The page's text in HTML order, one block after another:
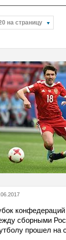
на страницу
сборными
прошел на